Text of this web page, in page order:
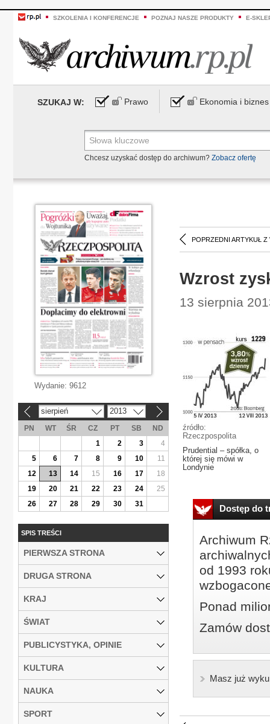
SZKOLENIA I KONFERENCJE POZNAJ NASZE PRODUKTY E-
SZUKAJ W: Prawo Ekonomia i biznes
Chcesz uzyskać dostęp do archiwum? Zobacz ofertę
POPRZEDNI ARTYKUŁ Z
Wzrost
13 sierpnia
źródło:
Rzeczpospolita
Prudential – spółka, o
której się mówi w
Londynie
Dostęp do
Archiwum
od 1993
Ponad
Zamów
Masz już
Wydanie: 9612
sierpień 2013
PN WT ŚR CZ PT SB
ND
1
2 3
4
5
6 7 8 9 10
11
12
13 14 15 16 17
18
19
20 21 22 23 24
25
26
27 28 29 30 31
SPIS TREŚCI
PIERWSZA STRONA
DRUGA STRONA
KRAJ
ŚWIAT
PUBLICYSTYKA, OPINIE
KULTURA
NAUKA
SPORT